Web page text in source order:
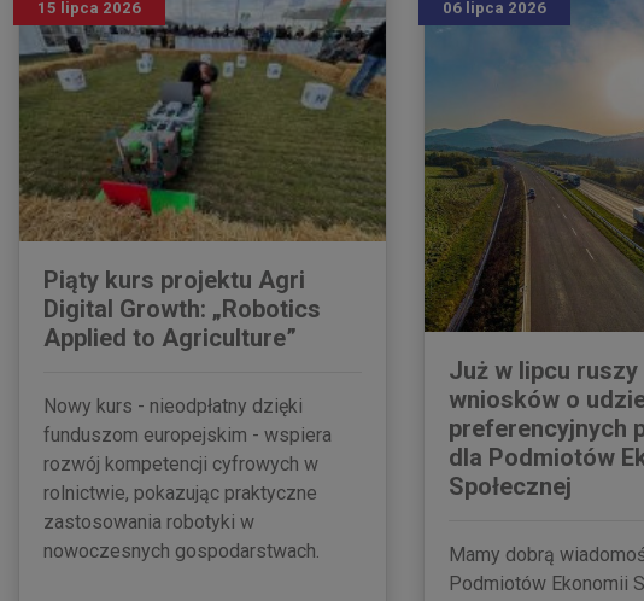
15 lipca 2026
Piąty kurs projektu Agri
Digital Growth: „Robotics
Applied to Agriculture”
Nowy kurs - nieodpłatny dzięki
funduszom europejskim - wspiera
rozwój kompetencji cyfrowych w
rolnictwie, pokazując praktyczne
zastosowania robotyki w
nowoczesnych gospodarstwach.
06 lipca 2026
Już w lipcu ruszy
wniosków o
preferencyjnych
dla Podmiotów
Społecznej
Mamy dobrą
Podmiotów Ekonomii